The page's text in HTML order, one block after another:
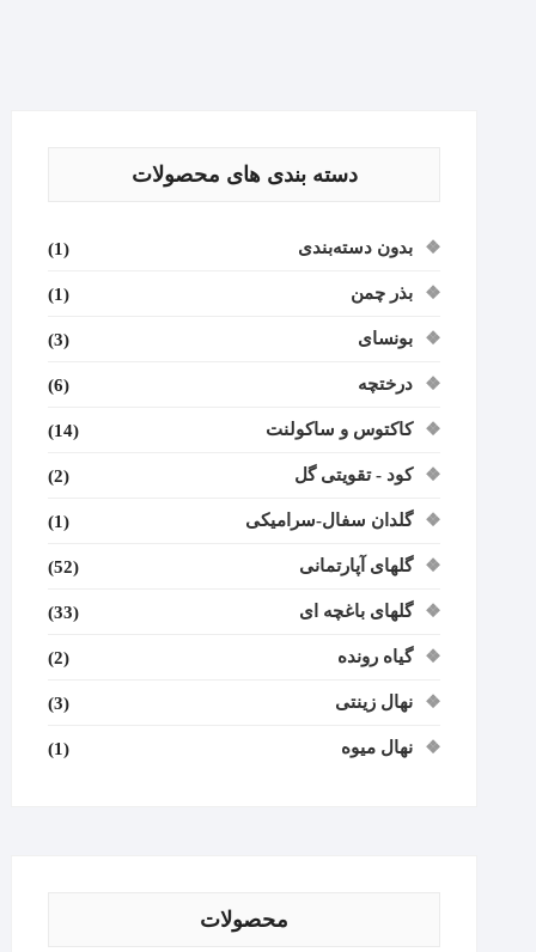
دسته بندی های محصولات
بدون دسته‌بندی (1)
بذر چمن (1)
بونسای (3)
درختچه (6)
کاکتوس و ساکولنت (14)
کود - تقویتی گل (2)
گلدان سفال-سرامیکی (1)
گلهای آپارتمانی (52)
گلهای باغچه ای (33)
گیاه رونده (2)
نهال زینتی (3)
نهال میوه (1)
محصولات